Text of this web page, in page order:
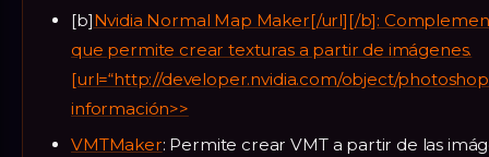
[b]Nvidia Normal Map Maker[/url][/b]:
que permite crear texturas a partir de imágenes.
[url=“http://developer.nvidia.com/object/
información>>
VMTMaker: Permite crear VMT a partir de las